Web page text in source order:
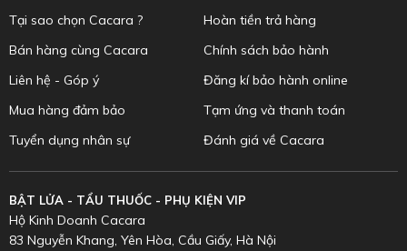
Tại sao chọn Cacara ?
Bán hàng cùng Cacara
Liên hệ - Góp ý
Mua hàng đảm bảo
Tuyển dụng nhân sự
Hoàn tiền trả hàng
Chính sách bảo hành
Đăng kí bảo hành online
Tạm ứng và thanh toán
Đánh giá về Cacara
BẬT LỬA - TẨU THUỐC - PHỤ KIỆN VIP
Hộ Kinh Doanh Cacara
83 Nguyễn Khang, Yên Hòa, Cầu Giấy, Hà Nội